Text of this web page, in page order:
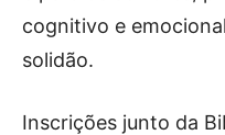
cognitivo e
solidão.
Inscrições junto da